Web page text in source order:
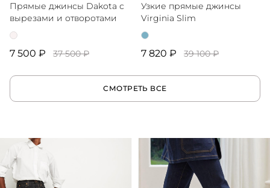
Прямые джинсы Dakota с
вырезами и отворотами
7 500 ₽ 37 500 ₽
Узкие прямые джинсы
Virginia Slim
7 820 ₽ 39 100 ₽
СМОТРЕТЬ ВСЕ